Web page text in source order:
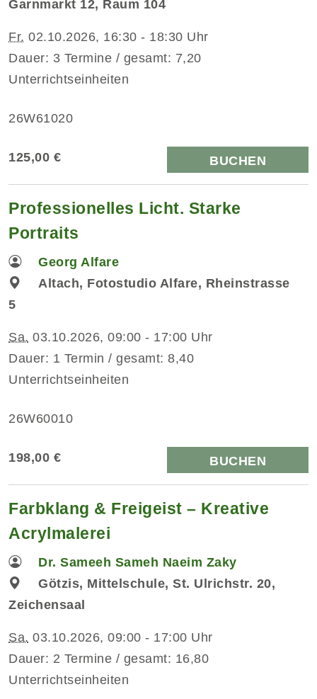
Garnmarkt 12, Raum 104
Fr. 02.10.2026, 16:30 - 18:30 Uhr
Dauer: 3 Termine / gesamt: 7,20
Unterrichtseinheiten
26W61020
125,00 € BUCHEN
Professionelles Licht. Starke
Portraits
Georg Alfare
Altach, Fotostudio Alfare, Rheinstrasse
5
Sa. 03.10.2026, 09:00 - 17:00 Uhr
Dauer: 1 Termin / gesamt: 8,40
Unterrichtseinheiten
26W60010
198,00 € BUCHEN
Farbklang & Freigeist – Kreative
Acrylmalerei
Dr. Sameeh Sameh Naeim Zaky
Götzis, Mittelschule, St. Ulrichstr. 20,
Zeichensaal
Sa. 03.10.2026, 09:00 - 17:00 Uhr
Dauer: 2 Termine / gesamt: 16,80
Unterrichtseinheiten